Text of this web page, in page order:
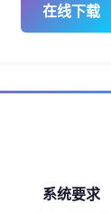
在线下载
系统要求